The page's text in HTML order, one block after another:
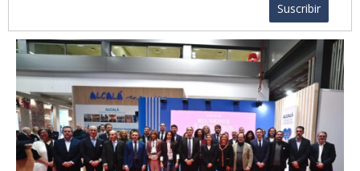
Suscribir